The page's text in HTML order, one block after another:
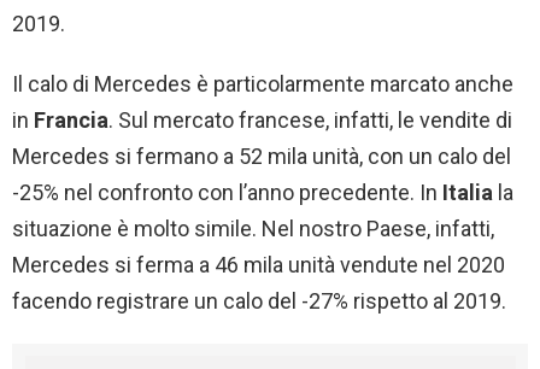
2019.
Il calo di Mercedes è particolarmente marcato anche
in Francia. Sul mercato francese, infatti, le vendite di
Mercedes si fermano a 52 mila unità, con un calo del
-25% nel confronto con l’anno precedente. In Italia la
situazione è molto simile. Nel nostro Paese, infatti,
Mercedes si ferma a 46 mila unità vendute nel 2020
facendo registrare un calo del -27% rispetto al 2019.